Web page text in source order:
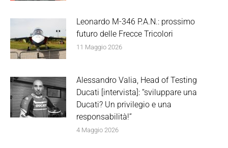
Leonardo M-346 P.A.N.: prossimo
futuro delle Frecce Tricolori
11 Maggio 2026
Alessandro Valia, Head of Testing
Ducati [intervista]: “sviluppare una
Ducati? Un privilegio e una
responsabilità!”
4 Maggio 2026